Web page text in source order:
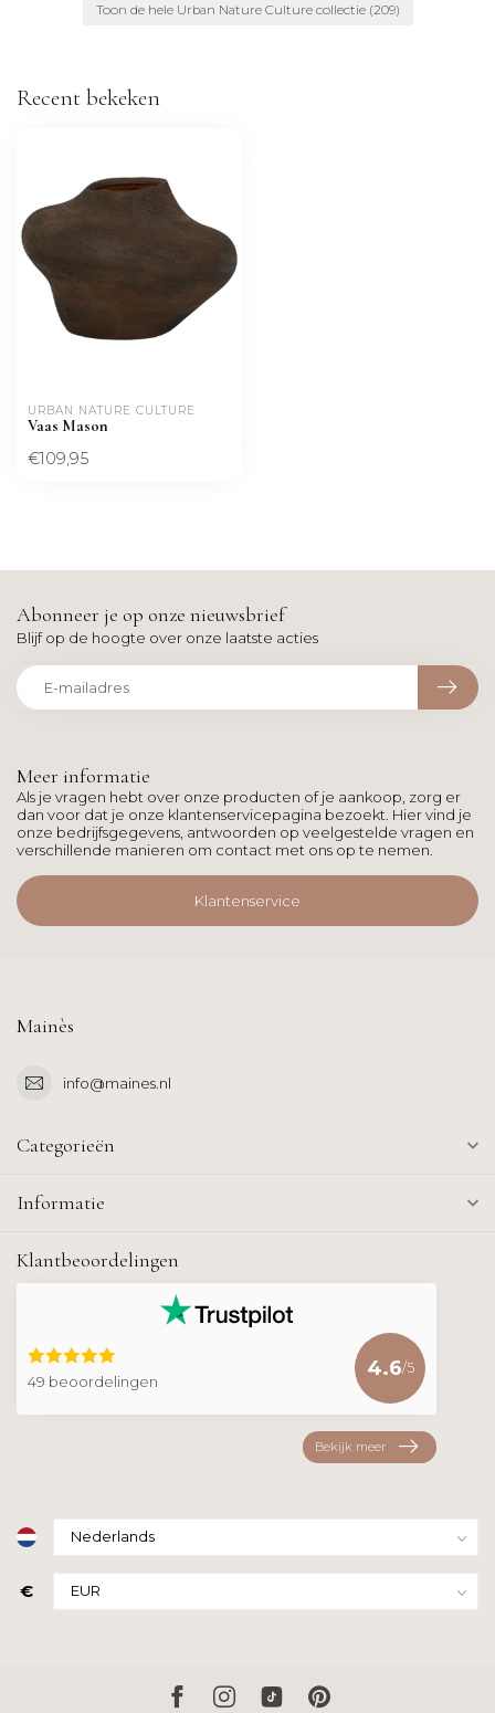
Toon de hele Urban Nature Culture collectie (209)
Recent bekeken
URBAN NATURE CULTURE
Vaas Mason
€109,95
Meer informatie
Als je vragen hebt over onze producten of je aankoop, zorg er
dan voor dat je onze klantenservicepagina bezoekt. Hier vind je
onze bedrijfsgegevens, antwoorden op veelgestelde vragen en
verschillende manieren om contact met ons op te nemen.
Klantenservice
Abonneer je op onze nieuwsbrief
Blijf op de hoogte over onze laatste acties
Mainès
info@maines.nl
Categorieën
Informatie
Klantbeoordelingen
49 beoordelingen
4.6/5
Bekijk meer
€